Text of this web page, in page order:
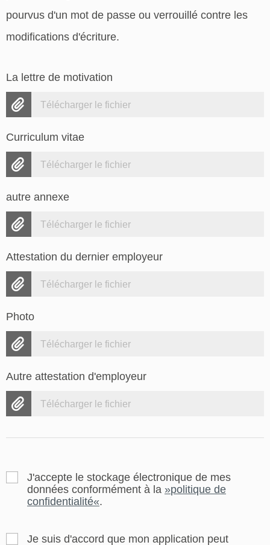
pourvus d'un mot de passe ou verrouillé contre les
modifications d'écriture.
La lettre de motivation
Télécharger le fichier
Curriculum vitae
Télécharger le fichier
autre annexe
Télécharger le fichier
Attestation du dernier employeur
Télécharger le fichier
Photo
Télécharger le fichier
Autre attestation d'employeur
Télécharger le fichier
J'accepte le stockage électronique de mes
données conformément à la
politique de
confidentialité .
Je suis d'accord que mon application peut